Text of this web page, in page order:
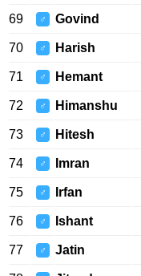
69 ♂ Govind
70 ♂ Harish
71 ♂ Hemant
72 ♂ Himanshu
73 ♂ Hitesh
74 ♂ Imran
75 ♂ Irfan
76 ♂ Ishant
77 ♂ Jatin